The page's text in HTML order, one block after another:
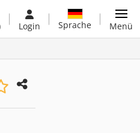
Login Sprache Menü